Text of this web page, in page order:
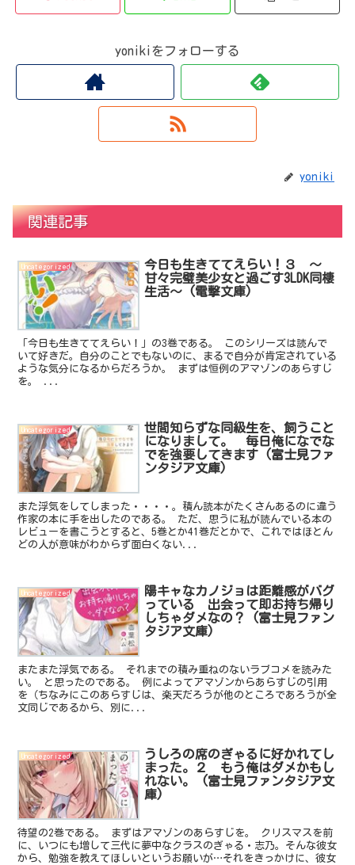
yonikiをフォローする
yoniki
関連記事
Uncategorized
今日も生きててえらい！３ ～
甘々完璧美少女と過ごす3LDK同棲
生活～ (電撃文庫)
「今日も生きててえらい！」の3巻である。 このシリーズは読んで
いて好きだ。自分のことでもないのに、まるで自分が肯定されている
ような気分になるからだろうか。 まずは恒例のアマゾンのあらすじ
を。 ...
Uncategorized
世間知らずな同級生を、飼うこと
になりまして。 毎日俺になでな
でを強要してきます (富士見ファ
ンタジア文庫)
また浮気をしてしまった・・・・。積ん読本がたくさんあるのに違う
作家の本に手を出したのである。 ただ、思うに私が読んでいる本の
レビューを書こうとすると、5巻とか41巻だとかで、これではほとん
どの人が意味がわからず面白くない...
Uncategorized
陽キャなカノジョは距離感がバグ
っている 出会って即お持ち帰り
しちゃダメなの？ (富士見ファン
タジア文庫)
またまた浮気である。 それまでの積み重ねのないラブコメを読みた
い。 と思ったのである。 例によってアマゾンからあらすじの引用
を（ちなみにこのあらすじは、楽天だろうが他のところであろうが全
文同じであるから、別に...
Uncategorized
うしろの席のぎゃるに好かれてし
まった。２ もう俺はダメかもし
れない。 (富士見ファンタジア文
庫)
待望の2巻である。 まずはアマゾンのあらすじを。 クリスマスを前
に、いつにも増して三代に夢中なクラスのぎゃる・志乃。そんな彼女
から、勉強を教えてほしいというお願いが…それをきっかけに、彼女